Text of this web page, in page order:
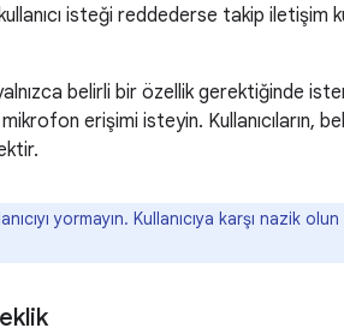
isteği reddederse takip iletişim
belirli bir özellik gerektiğinde
erişimi isteyin. Kullanıcıların,
yormayın. Kullanıcıya karşı nazik